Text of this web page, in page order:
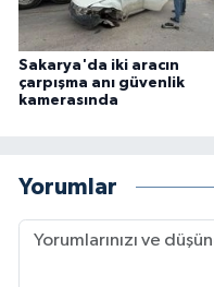
Sakarya'da iki aracın
çarpışma anı güvenlik
kamerasında
Yorumlar